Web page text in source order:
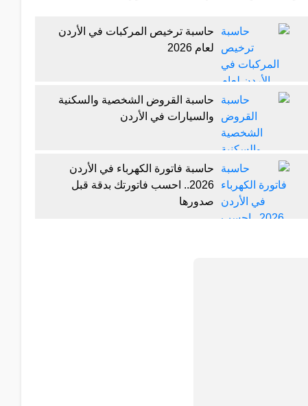
حاسبة ترخيص المركبات في الأردن
لعام 2026
حاسبة القروض الشخصية والسكنية
والسيارات في الأردن
حاسبة فاتورة الكهرباء في الأردن
2026.. احسب فاتورتك بدقة قبل
صدورها